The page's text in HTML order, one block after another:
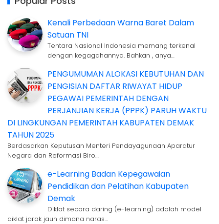
Kenali Perbedaan Warna Baret Dalam
Satuan TNI
Tentara Nasional Indonesia memang terkenal
dengan kegagahannya. Bahkan , anya…
PENGUMUMAN ALOKASI KEBUTUHAN DAN
PENGISIAN DAFTAR RIWAYAT HIDUP
PEGAWAI PEMERINTAH DENGAN
PERJANJIAN KERJA (PPPK) PARUH WAKTU
DI LINGKUNGAN PEMERINTAH KABUPATEN DEMAK
TAHUN 2025
Berdasarkan Keputusan Menteri Pendayagunaan Aparatur
Negara dan Reformasi Biro…
e-Learning Badan Kepegawaian
Pendidikan dan Pelatihan Kabupaten
Demak
Diklat secara daring (e-learning) adalah model
diklat jarak jauh dimana naras…